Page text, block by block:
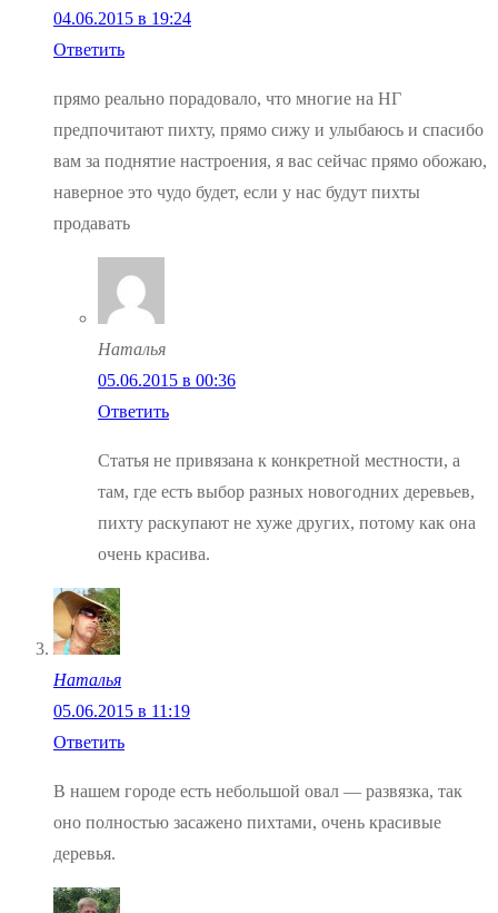
04.06.2015 в 19:24
Ответить
прямо реально порадовало, что многие на НГ
предпочитают пихту, прямо сижу и улыбаюсь и спасибо
вам за поднятие настроения, я вас сейчас прямо обожаю,
наверное это чудо будет, если у нас будут пихты
продавать
Наталья
05.06.2015 в 00:36
Ответить
Статья не привязана к конкретной местности, а
там, где есть выбор разных новогодних деревьев,
пихту раскупают не хуже других, потому как она
очень красива.
Наталья
05.06.2015 в 11:19
Ответить
В нашем городе есть небольшой овал — развязка, так
оно полностью засажено пихтами, очень красивые
деревья.